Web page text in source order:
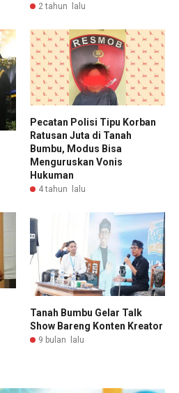
2 tahun lalu
Pecatan Polisi Tipu Korban
Ratusan Juta di Tanah
Bumbu, Modus Bisa
Menguruskan Vonis
Hukuman
4 tahun lalu
Tanah Bumbu Gelar Talk
Show Bareng Konten Kreator
9 bulan lalu